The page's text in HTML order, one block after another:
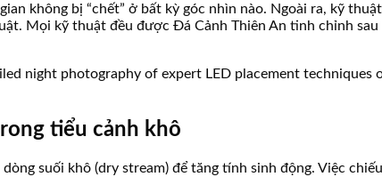
không bị “chết” ở bất kỳ góc nhìn nào. Ngoài ra, kỹ
Mọi kỹ thuật đều được Đá Cảnh Thiên An tinh chỉnh
tiểu cảnh khô
suối khô (dry stream) để tăng tính sinh động. Việc